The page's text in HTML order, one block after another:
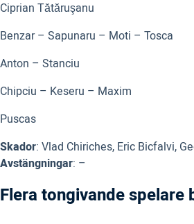
Ciprian Tătăruşanu
Benzar – Sapunaru – Moti – Tosca
Anton – Stanciu
Chipciu – Keseru – Maxim
Puscas
Skador: Vlad Chiriches, Eric Bicfalvi,
Avstängningar: –
Flera tongivande spelare